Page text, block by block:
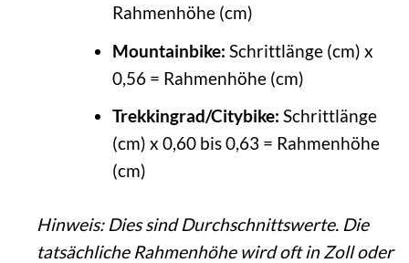
Rahmenhöhe (cm)
Mountainbike: Schrittlänge (cm) x
0,56 = Rahmenhöhe (cm)
Trekkingrad/Citybike: Schrittlänge
(cm) x 0,60 bis 0,63 = Rahmenhöhe
(cm)
Hinweis: Dies sind Durchschnittswerte. Die
tatsächliche Rahmenhöhe wird oft in Zoll oder